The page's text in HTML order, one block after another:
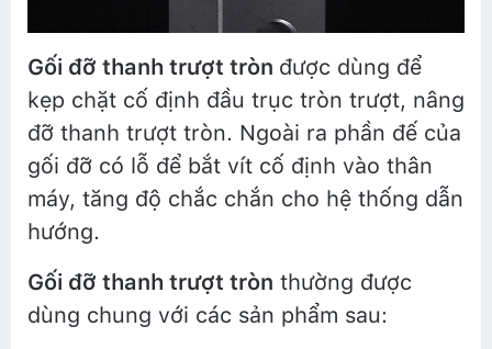
Gối đỡ thanh trượt tròn được dùng để
kẹp chặt cố định đầu trục tròn trượt, nâng
đỡ thanh trượt tròn. Ngoài ra phần đế của
gối đỡ có lỗ để bắt vít cố định vào thân
máy, tăng độ chắc chắn cho hệ thống dẫn
hướng.
Gối đỡ thanh trượt tròn thường được
dùng chung với các sản phẩm sau: